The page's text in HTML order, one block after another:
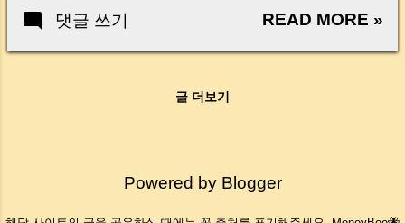
득보다 많은 신용대출? → 이제
불가능 “내가 준비하던 집 구매
계획에 문제 없을까?” 걱정되시
간에도 은행 창구는 대출 받으려
투자 해서 이 글을 읽으시면 내 상
신고 를 해두는 방법이 떠오르지
주소로 전입신고하면서도 무주택
요. Many homebuyers face a
transitional period after moving
out of a rental before moving into
댓글 쓰기 READ MORE »
글 더보기
Powered by Blogger